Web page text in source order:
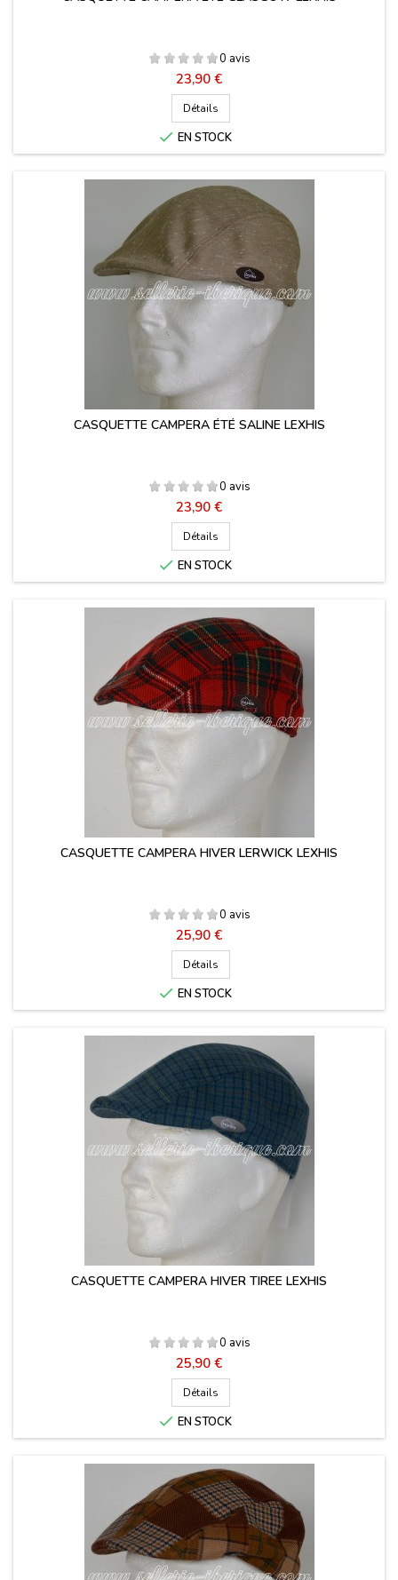
0 avis
Prix
23,90 €
Détails
 EN STOCK
CASQUETTE CAMPERA ÉTÉ SALINE LEXHIS
0 avis
Prix
23,90 €
Détails
 EN STOCK
CASQUETTE CAMPERA HIVER LERWICK LEXHIS
0 avis
Prix
25,90 €
Détails
 EN STOCK
CASQUETTE CAMPERA HIVER TIREE LEXHIS
0 avis
Prix
25,90 €
Détails
 EN STOCK